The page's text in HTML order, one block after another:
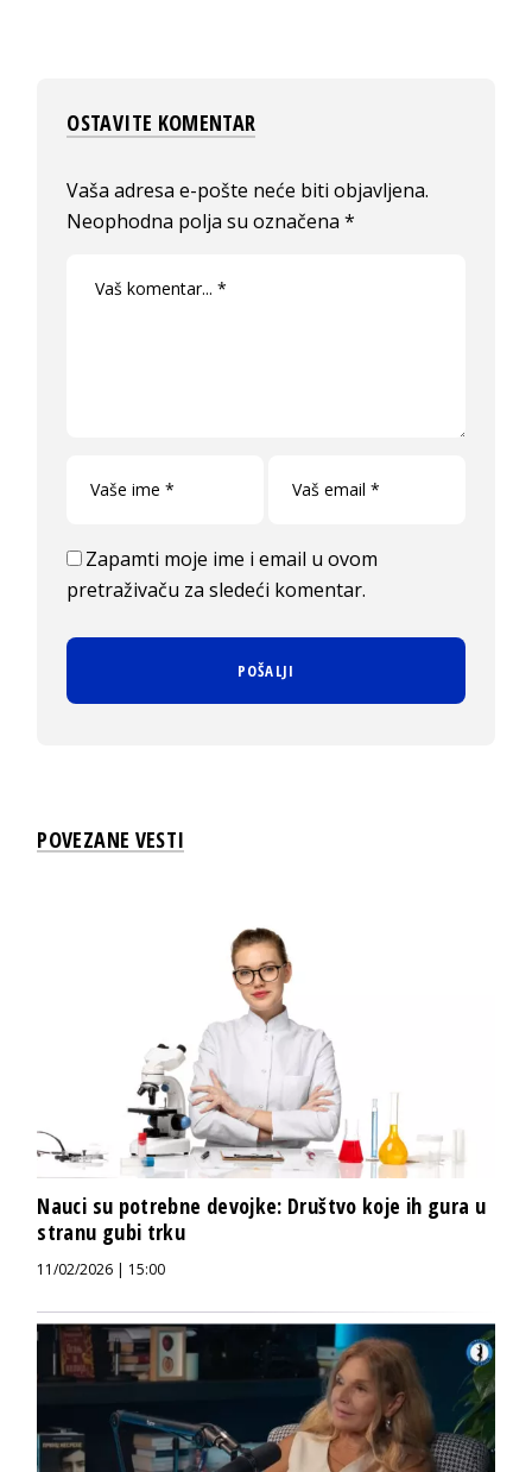
OSTAVITE KOMENTAR
Vaša adresa e-pošte neće biti objavljena.
Neophodna polja su označena*
Zapamti moje ime i email u ovom
pretraživaču za sledeći komentar.
POVEZANE VESTI
Nauci su potrebne devojke: Društvo koje ih gura u
stranu gubi trku
11/02/2026 | 15:00